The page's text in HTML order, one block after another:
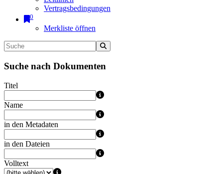
Vertragsbedingungen
0
Merkliste öffnen
Suche nach Dokumenten
Titel
Name
in den Metadaten
in den Dateien
Volltext